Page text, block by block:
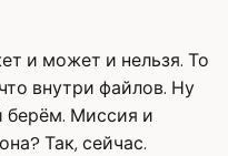
и может и нельзя. То
внутри файлов. Ну
берём. Миссия и
Так, сейчас.